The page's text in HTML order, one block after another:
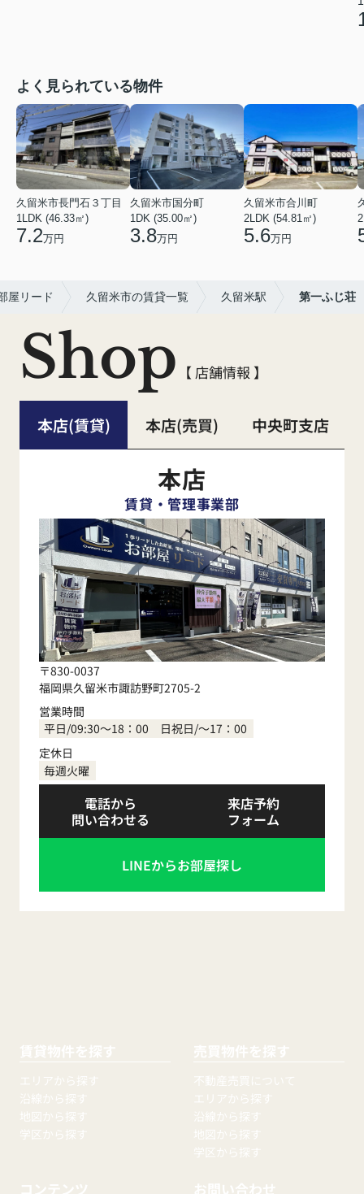
よく見られている物件
久留米市長門石３丁目
1LDK (46.33㎡)
7.2万円
久留米市国分町
1DK (35.00㎡)
3.8万円
久留米市合川町
2LDK (54.81㎡)
5.6万円
屋リード 久留米市の賃貸一覧 久留米駅 第一ふじ荘
Shop 【 店舗情報 】
本店(賃貸) 本店(売買) 中央町支店
本店
賃貸・管理事業部
〒830-0037
福岡県久留米市諏訪野町2705-2
営業時間
平日/09:30～18：00 日祝日/～17：00
定休日
毎週火曜
電話から
問い合わせる
来店予約
フォーム
LINEからお部屋探し
賃貸物件を探す
エリアから探す
沿線から探す
地図から探す
学区から探す
売買物件を探す
不動産売買について
エリアから探す
沿線から探す
地図から探す
学区から探す
コンテンツ お問い合わせ